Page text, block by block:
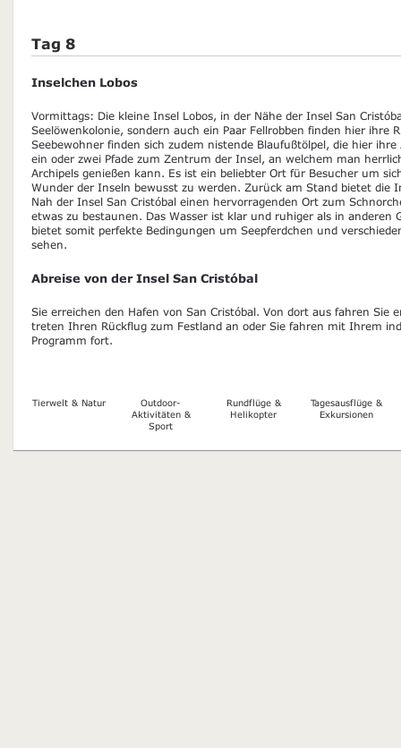
Tag 8
Inselchen Lobos
Vormittags: Die kleine Insel Lobos, in der Nähe der Insel San
Seelöwenkolonie, sondern auch ein Paar Fellrobben finden hier ihre
Seebewohner finden sich zudem nistende Blaufußtölpel, die hier
ein oder zwei Pfade zum Zentrum der Insel, an welchem man
Archipels genießen kann. Es ist ein beliebter Ort für Besucher um
Wunder der Inseln bewusst zu werden. Zurück am Stand bietet die
Nah der Insel San Cristóbal einen hervorragenden Ort zum
etwas zu bestaunen. Das Wasser ist klar und ruhiger als in anderen
bietet somit perfekte Bedingungen um Seepferdchen und
sehen.
Abreise von der Insel San Cristóbal
Sie erreichen den Hafen von San Cristóbal. Von dort aus fahren Sie
treten Ihren Rückflug zum Festland an oder Sie fahren mit Ihrem
Programm fort.
Tierwelt & Natur
Outdoor-
Aktivitäten &
Sport
Rundflüge &
Helikopter
Tagesausflüge &
Exkursionen